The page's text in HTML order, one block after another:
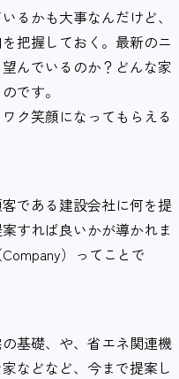
るかも大事なんだけど、
把握しておく。最新のニ
んでいるのか？どんな家
です。
ク笑顔になってもらえる
である建設会社に何を提
すれば良いかが導かれま
）ってことで
基礎、や、省エネ関連機
などなど、今まで提案し